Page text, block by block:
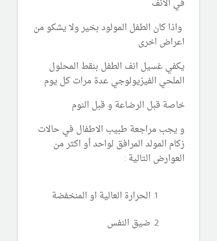
في الانف
واذا كان الطفل المولود بخير ولا يشكو من
اعراض اخرى
يكفي غسيل انف الطفل بنقط المحلول
الملحي الفيزيولوجي عدة مرات كل يوم
خاصة قبل الرضاعة و قبل النوم
و يجب مراجعة طبيب الاطفال في حالات
زكام المولد المرافق لواحد أو اكثر من
العوارض التالية :
الحرارة العالية او المنخفضة
ضيق النفس